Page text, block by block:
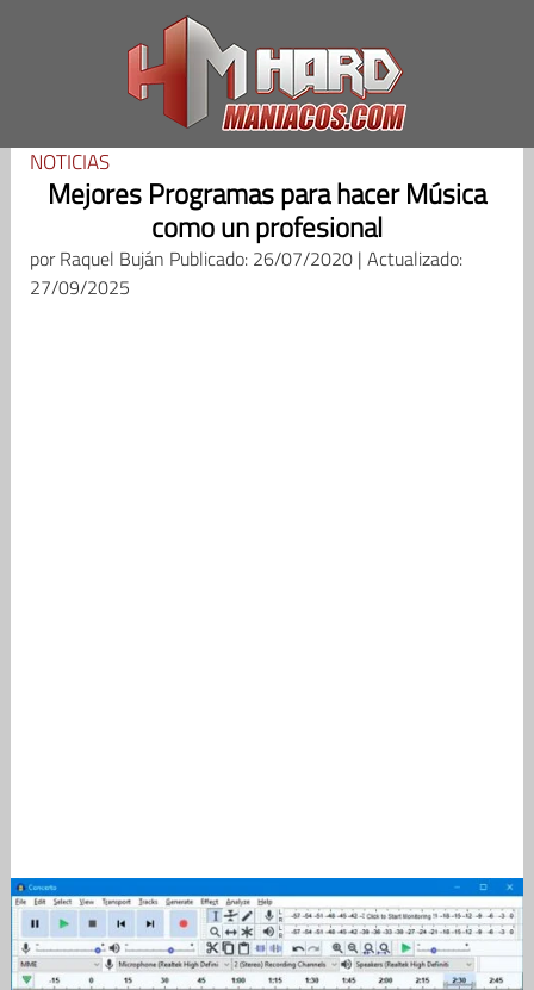
NOTICIAS
Mejores Programas para hacer Música
como un profesional
porRaquel Buján Publicado: 26/07/2020 | Actualizado:
27/09/2025